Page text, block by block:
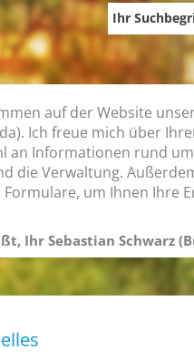
Ihr
auf der Website
Ich freue mich über
an Informationen rund
die Verwaltung.
um Ihnen Ihre
Ihr Sebastian Schwarz